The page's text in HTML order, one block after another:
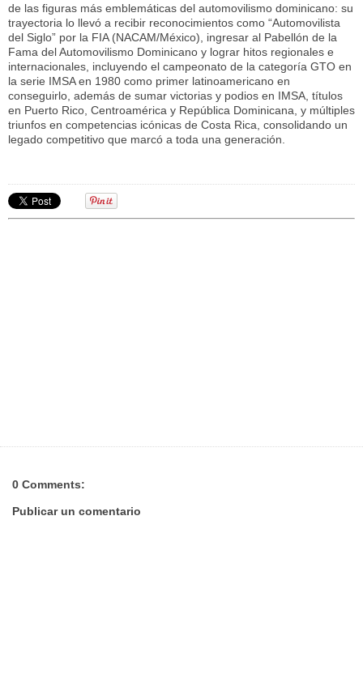
de las figuras más emblemáticas del automovilismo dominicano: su
trayectoria lo llevó a recibir reconocimientos como “Automovilista
del Siglo” por la FIA (NACAM/México), ingresar al Pabellón de la
Fama del Automovilismo Dominicano y lograr hitos regionales e
internacionales, incluyendo el campeonato de la categoría GTO en
la serie IMSA en 1980 como primer latinoamericano en
conseguirlo, además de sumar victorias y podios en IMSA, títulos
en Puerto Rico, Centroamérica y República Dominicana, y múltiples
triunfos en competencias icónicas de Costa Rica, consolidando un
legado competitivo que marcó a toda una generación.
0 Comments:
Publicar un comentario